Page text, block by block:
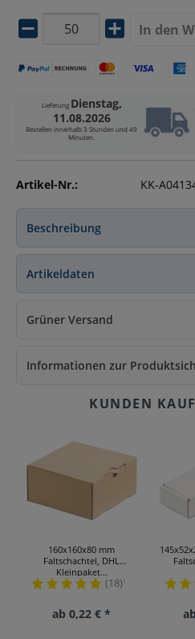
Lieferung Dienstag,
11.08.2026
Bestellen innerhalb3 Stunden und 49
Minuten.
In den
Artikel-Nr.: KK-
Beschreibung
Artikeldaten
Grüner Versand
Informationen zur
160x160x80 mm
Faltschachtel, DHL
Kleinpaket...
(18)¹
ab 0,22 € *